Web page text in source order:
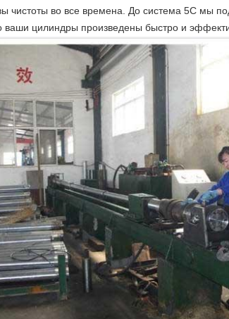
чистоты во все времена. До система 5С мы
ваши цилиндры произведены быстро и